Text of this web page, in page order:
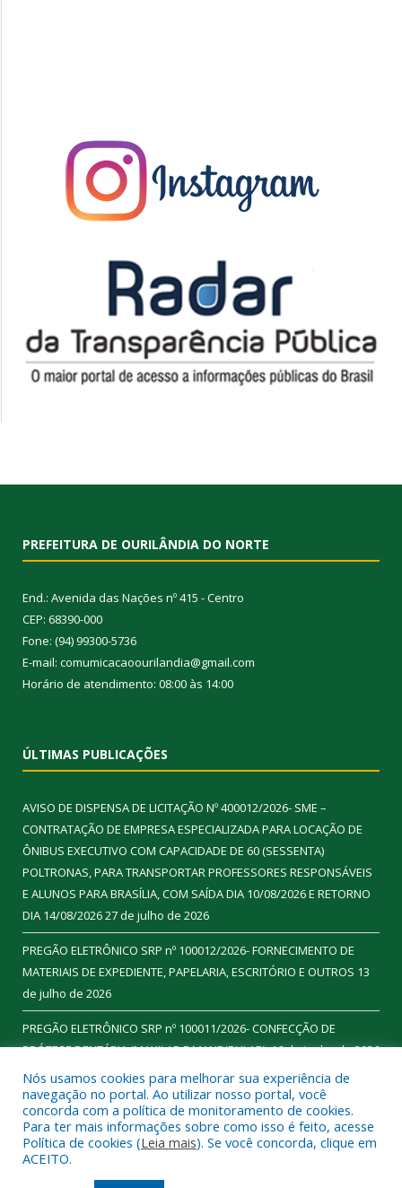
PREFEITURA DE OURILÂNDIA DO NORTE
End.: Avenida das Nações nº 415 - Centro
CEP: 68390-000
Fone: (94) 99300-5736
E-mail: comumicacaoourilandia@gmail.com
Horário de atendimento: 08:00 às 14:00
ÚLTIMAS PUBLICAÇÕES
AVISO DE DISPENSA DE LICITAÇÃO Nº 400012/2026- SME –
CONTRATAÇÃO DE EMPRESA ESPECIALIZADA PARA LOCAÇÃO DE
ÔNIBUS EXECUTIVO COM CAPACIDADE DE 60 (SESSENTA)
POLTRONAS, PARA TRANSPORTAR PROFESSORES RESPONSÁVEIS
E ALUNOS PARA BRASÍLIA, COM SAÍDA DIA 10/08/2026 E RETORNO
DIA 14/08/202627 de julho de 2026
PREGÃO ELETRÔNICO SRP nº 100012/2026- FORNECIMENTO DE
MATERIAIS DE EXPEDIENTE, PAPELARIA, ESCRITÓRIO E OUTROS 13
de julho de 2026
PREGÃO ELETRÔNICO SRP nº 100011/2026- CONFECÇÃO DE
PRÓTESE DENTÁRIA (MAXILAR E MANDIBULAR).16 de junho de 2026
Todos os direitos reservados a Prefeitura Municipal de
Ourilândia do Norte.
Nós usamos cookies para melhorar sua experiência de
navegação no portal. Ao utilizar nosso portal, você
concorda com a política de monitoramento de cookies.
Para ter mais informações sobre como isso é feito, acesse
Política de cookies (Leia mais). Se você concorda, clique em
ACEITO.